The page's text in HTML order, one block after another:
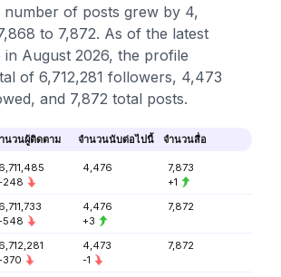
number of posts grew by 4,
to 7,872. As of the latest
in August 2026, the profile
of 6,712,281 followers, 4,473
and 7,872 total posts.
นวนผู้ติดตาม จำนวนนับต่อไปนี้ จำนวนสื่อ
6,711,485
248
4,476
7,873
+1
6,711,733
548
4,476
+3
7,872
6,712,281
370
4,473
-1
7,872